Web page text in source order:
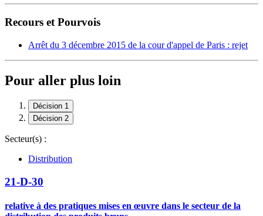
Recours et Pourvois
Arrêt du 3 décembre 2015 de la cour d'appel de Paris : rejet
Pour aller plus loin
Décision 1
Décision 2
Secteur(s) :
Distribution
21-D-30
relative à des pratiques mises en œuvre dans le secteur de la